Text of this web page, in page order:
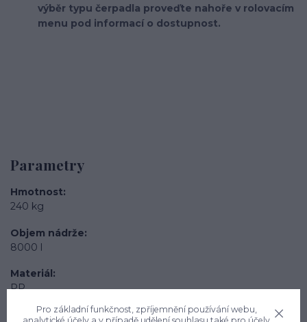
výběr typu čerpadla proveďte nahoře v rolovacím
menu pod informací o dostupnost.
Parametry
Hmotnost
240 kg
Objem nádrže
8000 l
Materiál
PP
Vnitřní průměr
Pro základní funkčnost, zpříjemnění používání webu,
analytické účely a v případě udělení souhlasu také pro účely